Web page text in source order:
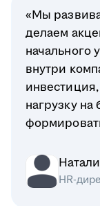
«Мы
делаем
начального
внутри
нагрузку
HR-